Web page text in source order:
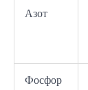
Азот
Фосфор